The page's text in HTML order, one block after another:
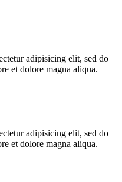
adipisicing elit, sed do
et dolore magna aliqua.
adipisicing elit, sed do
et dolore magna aliqua.